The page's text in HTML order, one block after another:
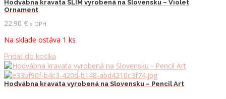
Hodvábna kravata SLIM vyrobená na Slovensku – Violet
Ornament
22.90 € s DPH
Na sklade ostáva 1 ks
Pridať do košíka
Hodvábna kravata vyrobená na Slovensku – Pencil Art